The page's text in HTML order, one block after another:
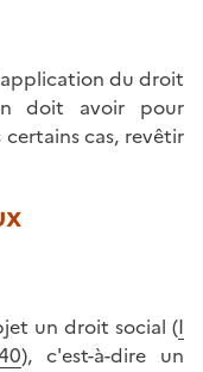
du droit
doit avoir pour
cas, revêtir
un droit social (I
), c'est-à-dire un